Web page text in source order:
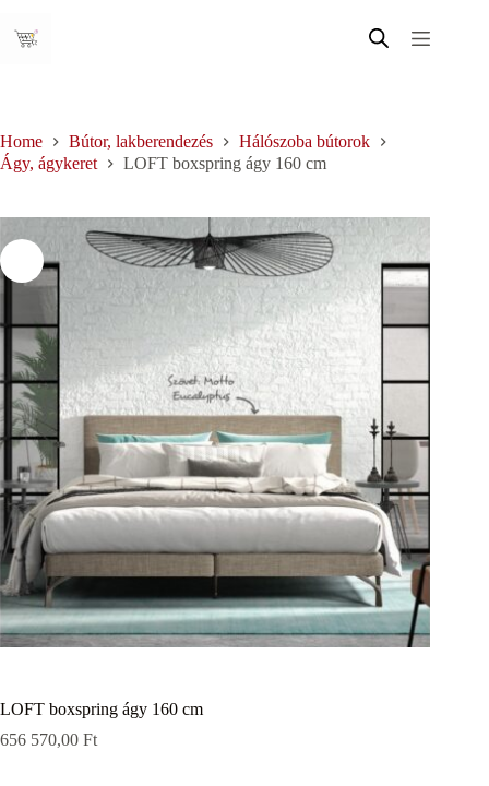
content
Home Bútor, lakberendezés
Hálószoba bútorok
Ágy, ágykeret
LOFT boxspring ágy 160 cm
LOFT boxspring ágy 160 cm
656 570,00 Ft